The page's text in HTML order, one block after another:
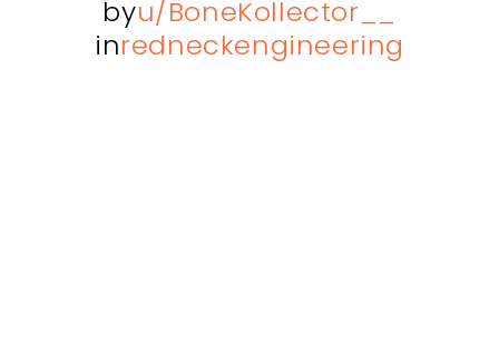
byu/BoneKollector__
inredneckengineering